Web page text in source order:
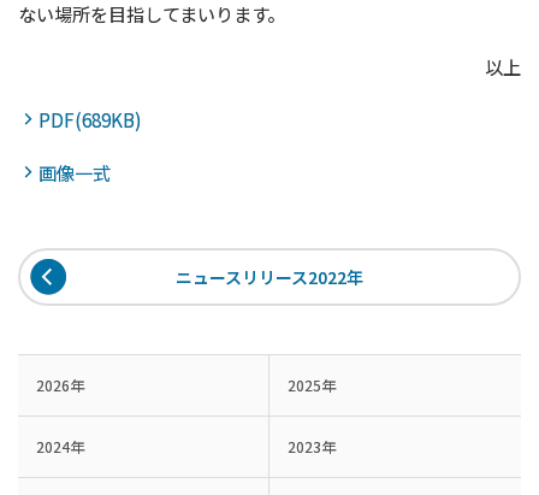
ない場所を目指してまいります。
以上
PDF(689KB)
画像一式
ニュースリリース2022年
2026年 2025年
2024年 2023年